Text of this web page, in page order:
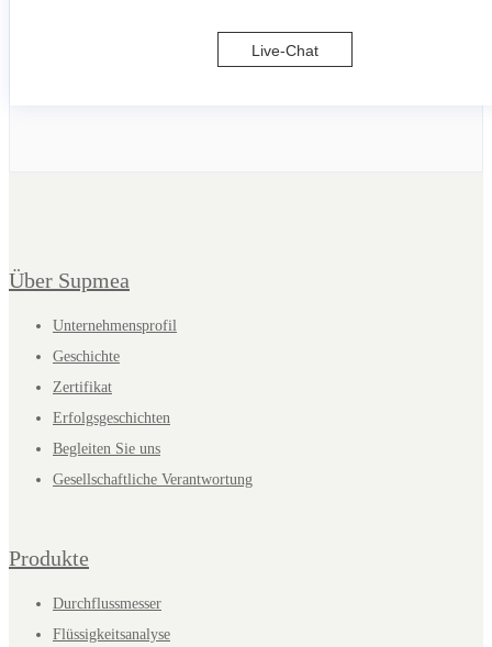
Live-Chat
Über Supmea
Unternehmensprofil
Geschichte
Zertifikat
Erfolgsgeschichten
Begleiten Sie uns
Gesellschaftliche Verantwortung
Produkte
Durchflussmesser
Flüssigkeitsanalyse